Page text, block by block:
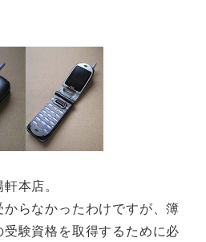
本店。
らなかったわけですが、簿
験資格を取得するために必